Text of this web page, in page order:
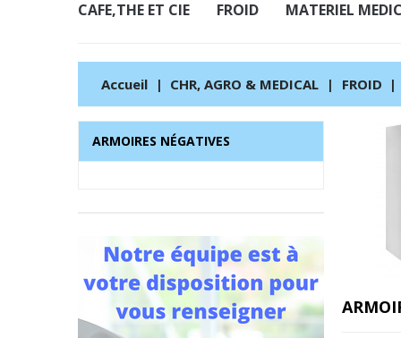
CAFE,THE ET CIE FROID MATERIEL
Accueil CHR, AGRO & MEDICAL FROID
ARMOIRES NÉGATIVES